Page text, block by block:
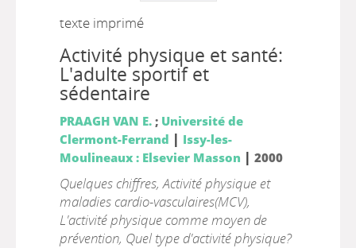
texte imprimé
Activité physique et santé:
L'adulte sportif et
sédentaire
PRAAGH VAN E.; Université de
Clermont-Ferrand | Issy-les-
Moulineaux : Elsevier Masson | 2000
Quelques chiffres, Activité physique et
maladies cardio-vasculaires(MCV),
L'activité physique comme moyen de
prévention, Quel type d'activité physique?